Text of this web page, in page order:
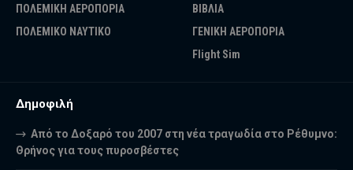
ΠΟΛΕΜΙΚΗ ΑΕΡΟΠΟΡΙΑ
ΠΟΛΕΜΙΚΟ ΝΑΥΤΙΚΟ
ΒΙΒΛΙΑ
ΓΕΝΙΚΗ ΑΕΡΟΠΟΡΙΑ
Flight Sim
Δημοφιλή
Από το Δοξαρό του 2007 στη νέα τραγωδία στο Ρέθυμνο:
Θρήνος για τους πυροσβέστες